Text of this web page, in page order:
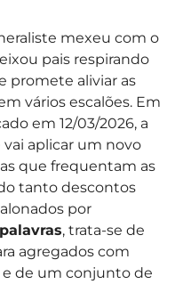
mexeu com o
pais respirando
promete aliviar as
vários escalões. Em
em 12/03/2026, a
aplicar um novo
que frequentam as
tanto descontos
por
, trata-se de
agregados com
de um conjunto de